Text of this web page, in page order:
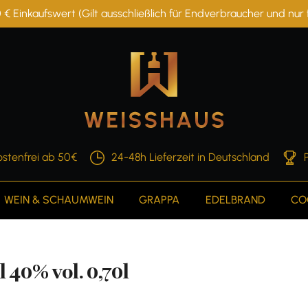
Einkaufswert (Gilt ausschließlich für Endverbraucher und
ab 50€ 24-48h Lieferzeit in Deutschland
WEIN & SCHAUMWEIN GRAPPA EDELBRAND
vol. 0,70l